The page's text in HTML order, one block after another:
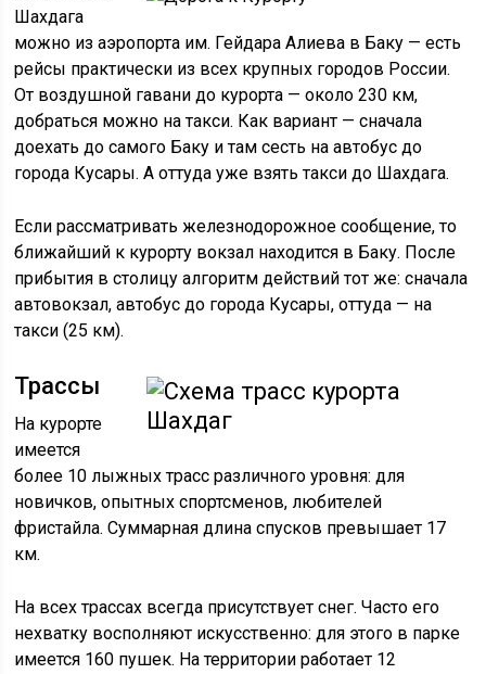
Шахдага
можно из аэропорта им. Гейдара Алиева в Баку — есть
рейсы практически из всех крупных городов России.
От воздушной гавани до курорта — около 230 км,
добраться можно на такси. Как вариант — сначала
доехать до самого Баку и там сесть на автобус до
города Кусары. А оттуда уже взять такси до Шахдага.
Если рассматривать железнодорожное сообщение, то
ближайший к курорту вокзал находится в Баку. После
прибытия в столицу алгоритм действий тот же: сначала
автовокзал, автобус до города Кусары, оттуда — на
такси (25 км).
Трассы
На курорте
имеется
более 10 лыжных трасс различного уровня: для
новичков, опытных спортсменов, любителей
фристайла. Суммарная длина спусков превышает 17
км.
На всех трассах всегда присутствует снег. Часто его
нехватку восполняют искусственно: для этого в парке
имеется 160 пушек. На территории работает 12